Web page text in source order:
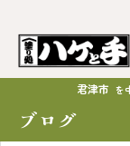
君津市 を
ブログ